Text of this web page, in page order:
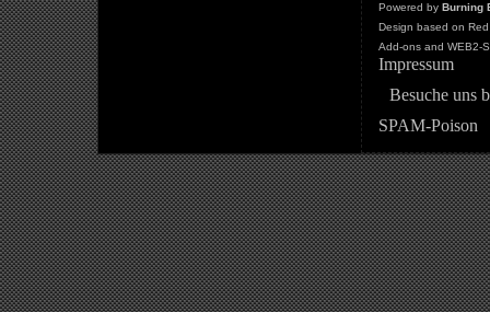
Powered by Burning
Design based on
Add-ons and WEB2-
Impressum
Besuche uns
SPAM-Poison